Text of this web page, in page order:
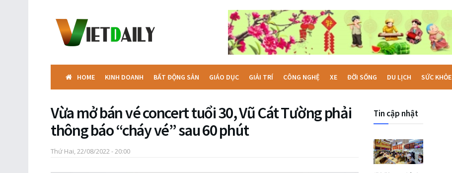
HOME KINH DOANH BẤT ĐỘNG SẢN GIÁO DỤC GIẢI TRÍ CÔNG NGHỆ XE ĐỜI SỐNG DU LỊCH SỨC KHỎE
Vừa mở bán vé concert tuổi 30, Vũ Cát Tường phải
thông báo “cháy vé” sau 60 phút
Thứ Hai, 22/08/2022 - 20:00
Tin cập nhật